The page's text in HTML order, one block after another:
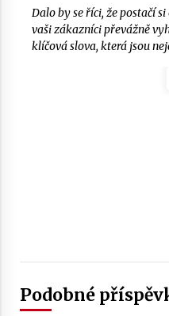
Dalo by se říci, že postačí
vaši zákazníci převážně
klíčová slova, která jsou
Podobné